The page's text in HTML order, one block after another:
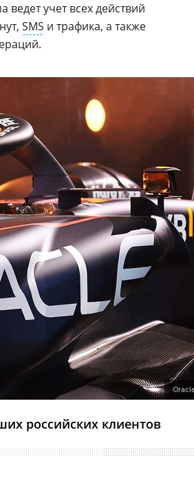
ведет учет всех действий
SMS и трафика, а также
российских клиентов